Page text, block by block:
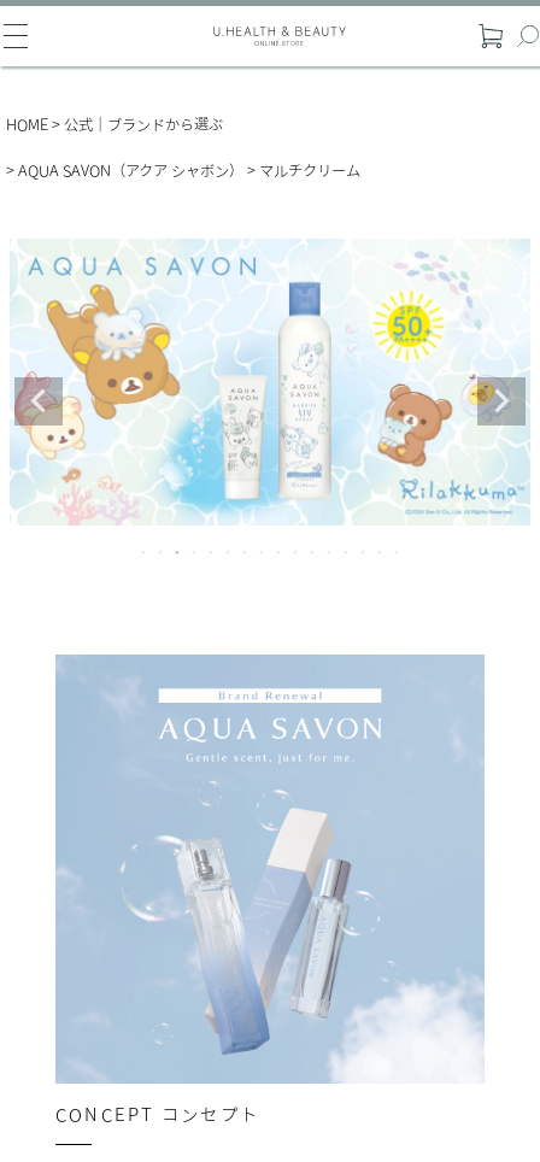
HOME 公式｜ブランドから選ぶ
AQUA SAVON（アクア シャボン） マルチクリーム
CONCEPT コンセプト